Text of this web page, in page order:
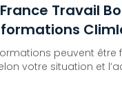
Travail
peuvent être
votre situation et